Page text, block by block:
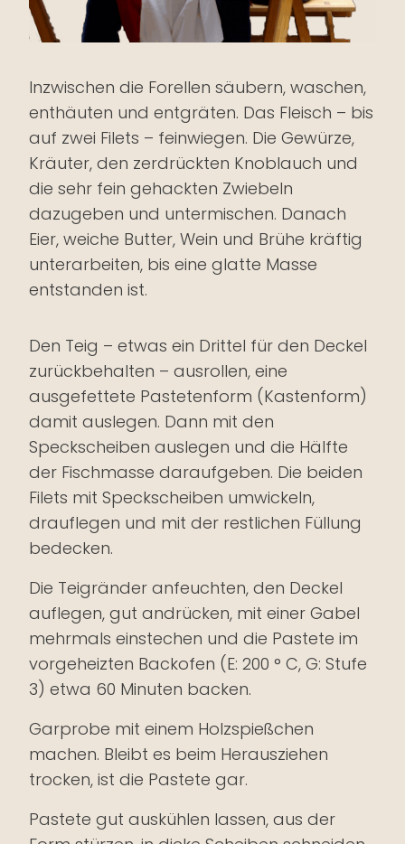
Inzwischen die Forellen säubern, waschen,
enthäuten und entgräten. Das Fleisch – bis
auf zwei Filets – feinwiegen. Die Gewürze,
Kräuter, den zerdrückten Knoblauch und
die sehr fein gehackten Zwiebeln
dazugeben und untermischen. Danach
Eier, weiche Butter, Wein und Brühe kräftig
unterarbeiten, bis eine glatte Masse
entstanden ist.
Den Teig – etwas ein Drittel für den Deckel
zurückbehalten – ausrollen, eine
ausgefettete Pastetenform (Kastenform)
damit auslegen. Dann mit den
Speckscheiben auslegen und die Hälfte
der Fischmasse daraufgeben. Die beiden
Filets mit Speckscheiben umwickeln,
drauflegen und mit der restlichen Füllung
bedecken.
Die Teigränder anfeuchten, den Deckel
auflegen, gut andrücken, mit einer Gabel
mehrmals einstechen und die Pastete im
vorgeheizten Backofen (E: 200 ° C, G: Stufe
3) etwa 60 Minuten backen.
Garprobe mit einem Holzspießchen
machen. Bleibt es beim Herausziehen
trocken, ist die Pastete gar.
Pastete gut auskühlen lassen, aus der